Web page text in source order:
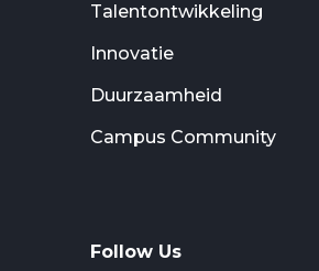
Talentontwikkeling
Innovatie
Duurzaamheid
Campus Community
Follow Us